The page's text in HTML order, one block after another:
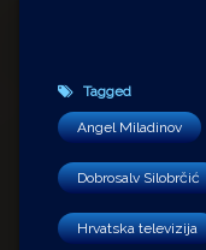
Tagged
Angel Miladinov
Dobrosalv Silobrčić
Hrvatska televizija